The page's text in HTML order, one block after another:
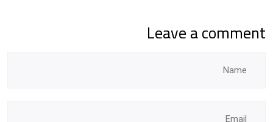
Leave a comment